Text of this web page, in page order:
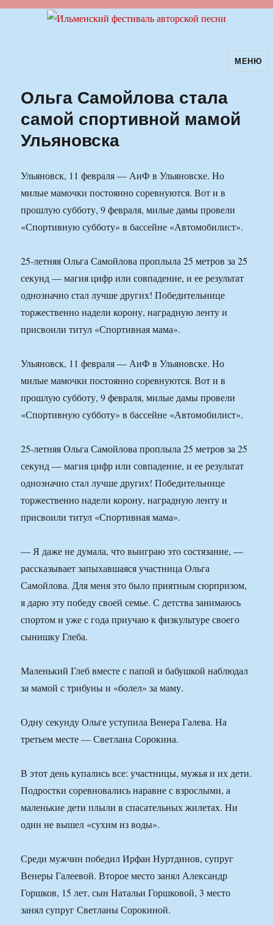
Ильменский фестиваль авторскойМЕНЮ
Ольга Самойлова стала
самой спортивной мамой
Ульяновска
Ульяновск, 11 февраля — АиФ в Ульяновске. Но
милые мамочки постоянно соревнуются. Вот и в
прошлую субботу, 9 февраля, милые дамы провели
«Спортивную субботу» в бассейне «Автомобилист».
25-летняя Ольга Самойлова проплыла 25 метров за 25
секунд — магия цифр или совпадение, и ее результат
однозначно стал лучше других! Победительнице
торжественно надели корону, наградную ленту и
присвоили титул «Спортивная мама».
Ульяновск, 11 февраля — АиФ в Ульяновске. Но
милые мамочки постоянно соревнуются. Вот и в
прошлую субботу, 9 февраля, милые дамы провели
«Спортивную субботу» в бассейне «Автомобилист».
25-летняя Ольга Самойлова проплыла 25 метров за 25
секунд — магия цифр или совпадение, и ее результат
однозначно стал лучше других! Победительнице
торжественно надели корону, наградную ленту и
присвоили титул «Спортивная мама».
— Я даже не думала, что выиграю это состязание, —
рассказывает запыхавшаяся участница Ольга
Самойлова. Для меня это было приятным сюрпризом,
я дарю эту победу своей семье. С детства занимаюсь
спортом и уже с года приучаю к физкультуре своего
сынишку Глеба.
Маленький Глеб вместе с папой и бабушкой наблюдал
за мамой с трибуны и «болел» за маму.
Одну секунду Ольге уступила Венера Галева. На
третьем месте — Светлана Сорокина.
В этот день купались все: участницы, мужья и их дети.
Подростки соревновались наравне с взрослыми, а
маленькие дети плыли в спасательных жилетах. Ни
один не вышел «сухим из воды».
Среди мужчин победил Ирфан Нуртдинов, супруг
Венеры Галеевой. Второе место занял Александр
Горшков, 15 лет, сын Натальи Горшковой, 3 место
занял супруг Светланы Сорокиной.